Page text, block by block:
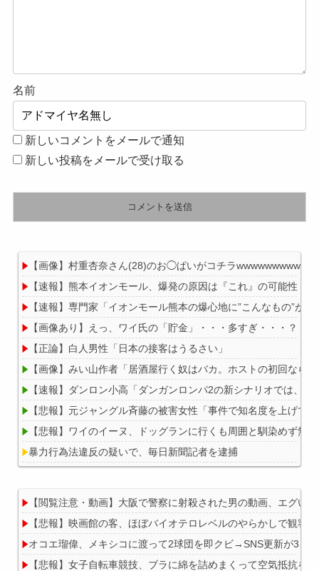
名前
新しいコメントをメールで通知
新しい投稿をメールで受け取る
【画像】村重杏奈さん(28)のお◯ぱいがコチラ
【速報】熊本イオンモール、爆発の原因は『これ』の可能性
【速報】専門家「イオンモール熊本の爆心地に”こんなもの”が
【画像あり】えっ、ワイ氏の「貯金」・・・多すぎ・・・？
【正論】白人男性「日本の接客はうるさい」
【画像】みい山作者「居酒屋行く奴はバカ。ホストの初回なら
【速報】ダンロン小高「ダンガンロンパ2の新シナリオでは、
【悲報】元ジャングル斉藤の被害女性「事件で知名度を上げて
【悲報】ワイのイーヌ、ドッグランに行くも周囲と馴染めず無
暴力行為法違反の疑いで、毎日新聞記者を逮捕
Powered by livedoor 相互RSS
【閲覧注意・動画】大阪で警察に射殺された男の動画、エグ
【悲報】映画館の客、ほぼバイオテロレベルのやらかしで観客
オコエ瑠偉、メキシコに渡って2球団を即クビ→SNS更新が3ヶ
【悲報】女子自転車競技、ブラに綿を詰めまくって空気抵抗を